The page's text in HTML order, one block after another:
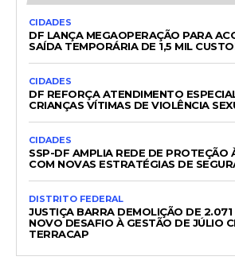
CIDADES
DF LANÇA MEGAOPERAÇÃO PARA
SAÍDA TEMPORÁRIA DE 1,5 MIL
CIDADES
DF REFORÇA ATENDIMENTO
CRIANÇAS VÍTIMAS DE VIOLÊNCIA
CIDADES
SSP-DF AMPLIA REDE DE PROTEÇÃO
COM NOVAS ESTRATÉGIAS DE
DISTRITO FEDERAL
JUSTIÇA BARRA DEMOLIÇÃO DE
NOVO DESAFIO À GESTÃO DE JÚLIO
TERRACAP